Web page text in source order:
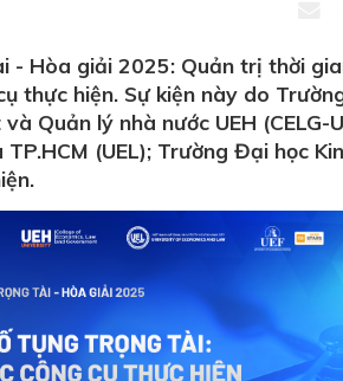
- Hòa giải 2025: Quản trị thời
thực hiện. Sự kiện này do
Quản lý nhà nước UEH (CELG-
(UEL); Trường Đại học